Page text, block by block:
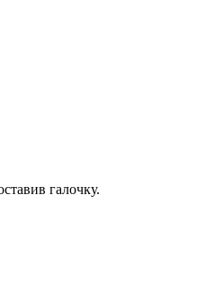
галочку.